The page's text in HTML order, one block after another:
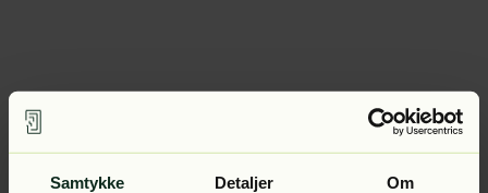
Samtykke Detaljer Om